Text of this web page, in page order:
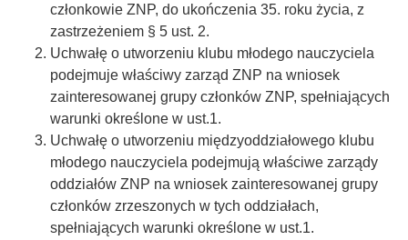
członkowie ZNP, do ukończenia 35. roku życia, z
zastrzeżeniem § 5 ust. 2.
Uchwałę o utworzeniu klubu młodego nauczyciela
podejmuje właściwy zarząd ZNP na wniosek
zainteresowanej grupy członków ZNP, spełniających
warunki określone w ust.1.
Uchwałę o utworzeniu międzyoddziałowego klubu
młodego nauczyciela podejmują właściwe zarządy
oddziałów ZNP na wniosek zainteresowanej grupy
członków zrzeszonych w tych oddziałach,
spełniających warunki określone w ust.1.